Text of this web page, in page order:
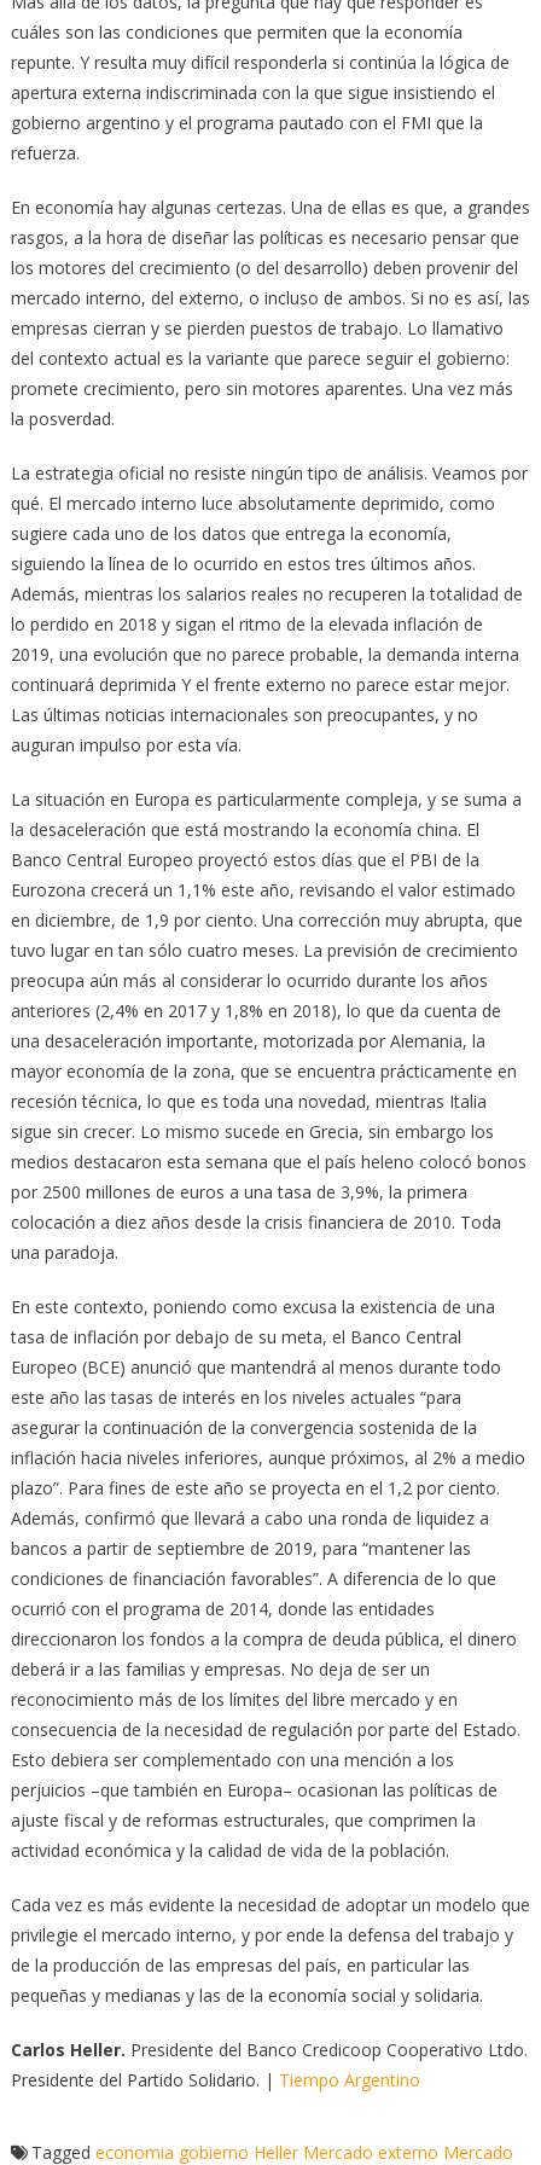
cuáles son las condiciones que permiten que la economía
repunte. Y resulta muy difícil responderla si continúa la lógica de
apertura externa indiscriminada con la que sigue insistiendo el
gobierno argentino y el programa pautado con el FMI que la
refuerza.
En economía hay algunas certezas. Una de ellas es que, a grandes
rasgos, a la hora de diseñar las políticas es necesario pensar que
los motores del crecimiento (o del desarrollo) deben provenir del
mercado interno, del externo, o incluso de ambos. Si no es así, las
empresas cierran y se pierden puestos de trabajo. Lo llamativo
del contexto actual es la variante que parece seguir el gobierno:
promete crecimiento, pero sin motores aparentes. Una vez más
la posverdad.
La estrategia oficial no resiste ningún tipo de análisis. Veamos por
qué. El mercado interno luce absolutamente deprimido, como
sugiere cada uno de los datos que entrega la economía,
siguiendo la línea de lo ocurrido en estos tres últimos años.
Además, mientras los salarios reales no recuperen la totalidad de
lo perdido en 2018 y sigan el ritmo de la elevada inflación de
2019, una evolución que no parece probable, la demanda interna
continuará deprimida Y el frente externo no parece estar mejor.
Las últimas noticias internacionales son preocupantes, y no
auguran impulso por esta vía.
La situación en Europa es particularmente compleja, y se suma a
la desaceleración que está mostrando la economía china. El
Banco Central Europeo proyectó estos días que el PBI de la
Eurozona crecerá un 1,1% este año, revisando el valor estimado
en diciembre, de 1,9 por ciento. Una corrección muy abrupta, que
tuvo lugar en tan sólo cuatro meses. La previsión de crecimiento
preocupa aún más al considerar lo ocurrido durante los años
anteriores (2,4% en 2017 y 1,8% en 2018), lo que da cuenta de
una desaceleración importante, motorizada por Alemania, la
mayor economía de la zona, que se encuentra prácticamente en
recesión técnica, lo que es toda una novedad, mientras Italia
sigue sin crecer. Lo mismo sucede en Grecia, sin embargo los
medios destacaron esta semana que el país heleno colocó bonos
por 2500 millones de euros a una tasa de 3,9%, la primera
colocación a diez años desde la crisis financiera de 2010. Toda
una paradoja.
En este contexto, poniendo como excusa la existencia de una
tasa de inflación por debajo de su meta, el Banco Central
Europeo (BCE) anunció que mantendrá al menos durante todo
este año las tasas de interés en los niveles actuales “para
asegurar la continuación de la convergencia sostenida de la
inflación hacia niveles inferiores, aunque próximos, al 2% a medio
plazo”. Para fines de este año se proyecta en el 1,2 por ciento.
Además, confirmó que llevará a cabo una ronda de liquidez a
bancos a partir de septiembre de 2019, para “mantener las
condiciones de financiación favorables”. A diferencia de lo que
ocurrió con el programa de 2014, donde las entidades
direccionaron los fondos a la compra de deuda pública, el dinero
deberá ir a las familias y empresas. No deja de ser un
reconocimiento más de los límites del libre mercado y en
consecuencia de la necesidad de regulación por parte del Estado.
Esto debiera ser complementado con una mención a los
perjuicios –que también en Europa– ocasionan las políticas de
ajuste fiscal y de reformas estructurales, que comprimen la
actividad económica y la calidad de vida de la población.
Cada vez es más evidente la necesidad de adoptar un modelo que
privilegie el mercado interno, y por ende la defensa del trabajo y
de la producción de las empresas del país, en particular las
pequeñas y medianas y las de la economía social y solidaria.
Carlos Heller. Presidente del Banco Credicoop Cooperativo Ltdo.
Presidente del Partido Solidario. | Tiempo Argentino
Tagged economia gobierno Heller Mercado externo Mercado